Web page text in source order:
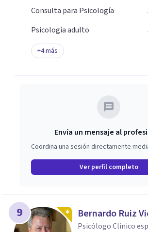
Consulta para Psicología
Psicología adulto
+4más
Envía un mensaje al
Coordina una sesión directamente
Ver perfil completo
9 Bernardo Ruiz
Psicólogo Clínico